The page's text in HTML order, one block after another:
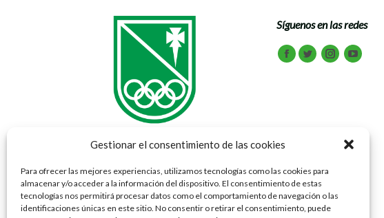
Gestionar el consentimiento de las cookies
Para ofrecer las mejores experiencias, utilizamos tecnologías como las cookies para
almacenar y/o acceder a la información del dispositivo. El consentimiento de estas
tecnologías nos permitirá procesar datos como el comportamiento de navegación o las
identificaciones únicas en este sitio. No consentir o retirar el consentimiento, puede
Vía Ibérica 69 - 77 50012 Zaragoza
Tel: 976 791 070
Síguenos en las redes
Encuéntranos en:
Facebook
TwitterInstagramYoutube